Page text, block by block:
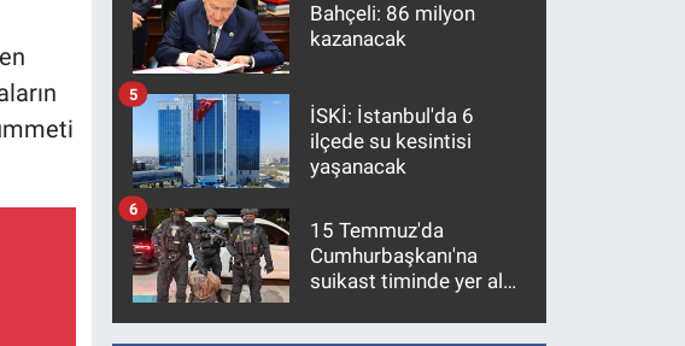
Bahçeli: 86 milyon
kazanacak
İSKİ: İstanbul'da 6
ilçede su kesintisi
yaşanacak
5
15 Temmuz'da
Cumhurbaşkanı'na
suikast timinde yer alan
10 yıl sonra yakalandı
6